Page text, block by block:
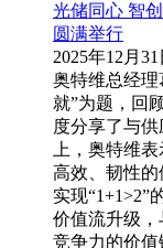
光储同心 智
圆满举行
2025年12月31
奥特维总经
就”为题，回
度分享了与
上，奥特维
高效、韧性的
实现“1+1>2”
价值流升级
竞争力的价值